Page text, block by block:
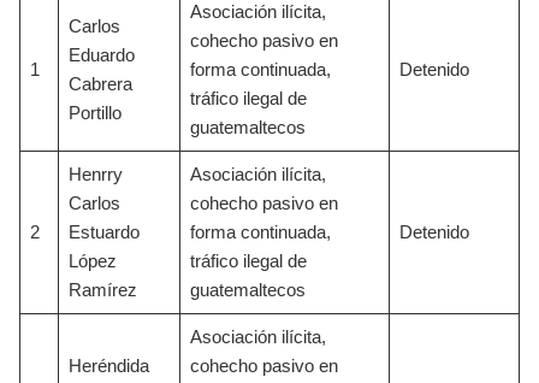
1
Carlos
Eduardo
Cabrera
Portillo
Asociación ilícita,
cohecho pasivo en
forma continuada,
tráfico ilegal de
guatemaltecos
Detenido
2
Henrry
Carlos
Estuardo
López
Ramírez
Asociación ilícita,
cohecho pasivo en
forma continuada,
tráfico ilegal de
guatemaltecos
Detenido
Heréndida
Asociación ilícita,
cohecho pasivo en